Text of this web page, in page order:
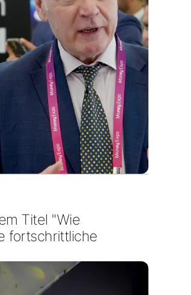
Titel "Wie
fortschrittliche